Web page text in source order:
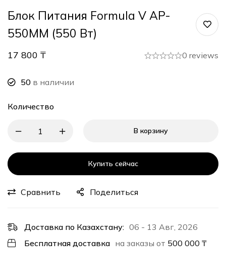
Блок Питания Formula V AP-
550MM (550 Вт)
17 800 ₸ 0 reviews
50 в наличии
Количество
В корзину
Купить сейчас
Сравнить Поделиться
Доставка по Казахстану: 06 - 13 Авг, 2026
Бесплатная доставка на заказы от 500 000 ₸